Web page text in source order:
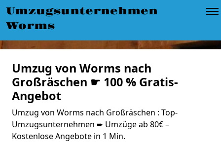
Umzugsunternehmen
Worms
Umzug von Worms nach
Großräschen ☛ 100 % Gratis-
Angebot
Umzug von Worms nach Großräschen : Top-
Umzugsunternehmen ➨ Umzüge ab 80€ –
Kostenlose Angebote in 1 Min.